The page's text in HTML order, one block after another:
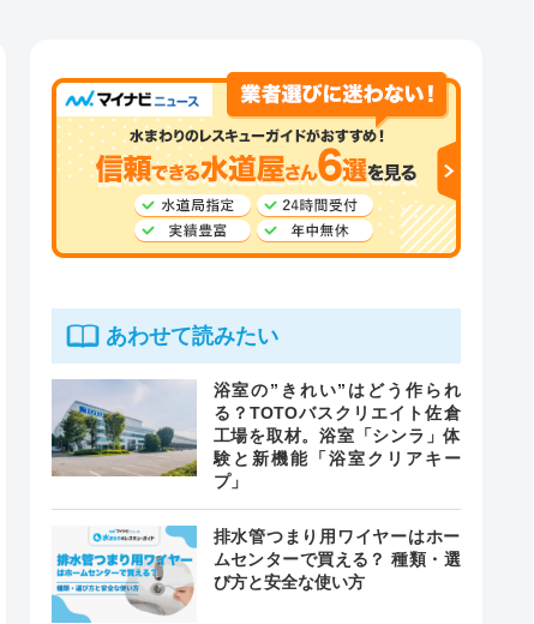
あわせて読みたい
浴室の”きれい”はどう作られ
る？TOTOバスクリエイト佐倉
工場を取材。浴室「シンラ」体
験と新機能「浴室クリアキー
プ」
排水管つまり用ワイヤーはホー
ムセンターで買える？ 種類・選
び方と安全な使い方